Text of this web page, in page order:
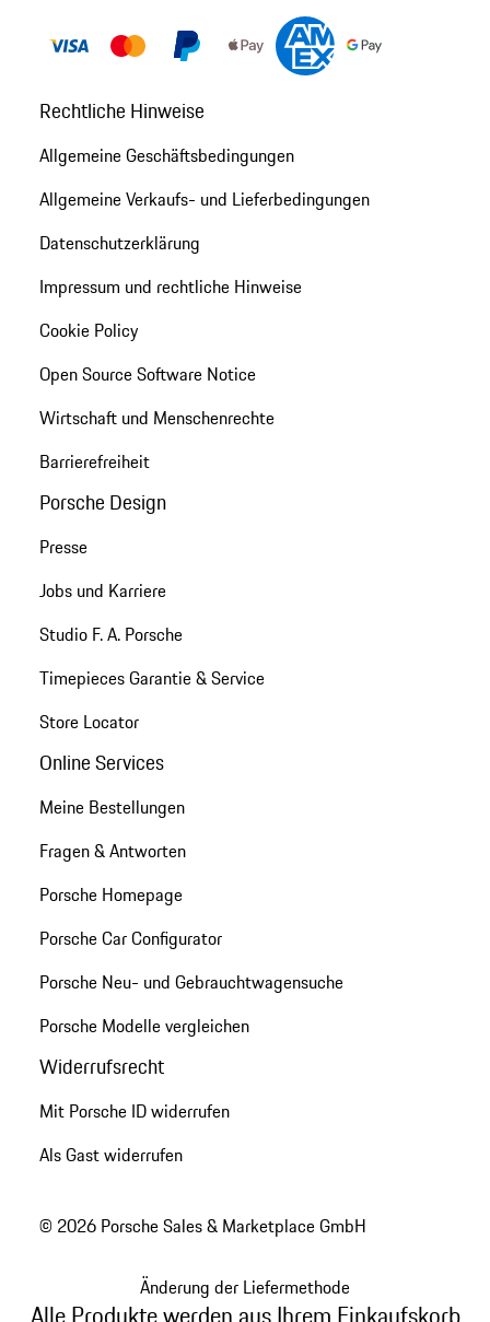
Rechtliche Hinweise
Allgemeine Geschäftsbedingungen
Allgemeine Verkaufs- und Lieferbedingungen
Datenschutzerklärung
Impressum und rechtliche Hinweise
Cookie Policy
Open Source Software Notice
Wirtschaft und Menschenrechte
Barrierefreiheit
Porsche Design
Presse
Jobs und Karriere
Studio F. A. Porsche
Timepieces Garantie & Service
Store Locator
Online Services
Meine Bestellungen
Fragen & Antworten
Porsche Homepage
Porsche Car Configurator
Porsche Neu- und Gebrauchtwagensuche
Porsche Modelle vergleichen
Widerrufsrecht
Mit Porsche ID widerrufen
Als Gast widerrufen
© 2026 Porsche Sales & Marketplace GmbH
Änderung der Liefermethode